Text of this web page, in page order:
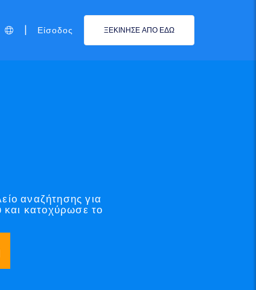
Είσοδος ΞΕΚΙΝΗΣΕ ΑΠΟ ΕΔΩ
αναζήτησης για
και κατοχύρωσε το